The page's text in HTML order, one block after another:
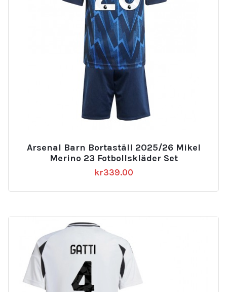
Arsenal Barn Bortaställ 2025/26 Mikel
Merino 23 Fotbollskläder Set
kr339.00